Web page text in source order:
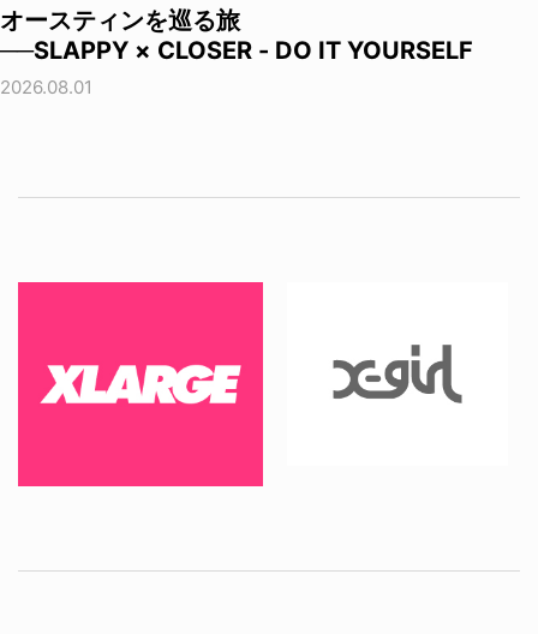
オースティンを巡る旅
──SLAPPY × CLOSER - DO IT YOURSELF
2026.08.01